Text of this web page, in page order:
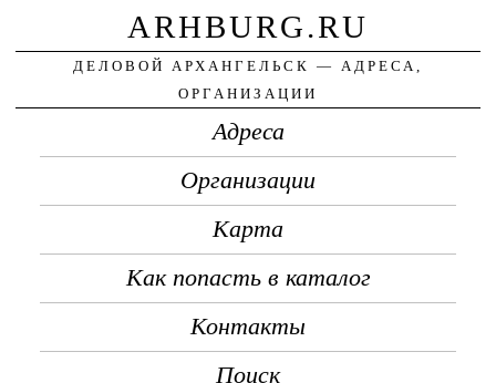
ARHBURG.RU
ДЕЛОВОЙ АРХАНГЕЛЬСК — АДРЕСА,
ОРГАНИЗАЦИИ
Адреса
Организации
Карта
Как попасть в каталог
Контакты
Поиск